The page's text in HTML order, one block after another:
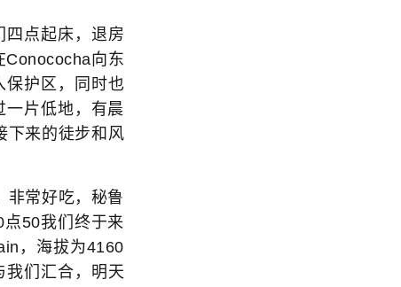
点起床，退房
Conococha向东
保护区，同时也
片低地，有晨
下来的徒步和风
常好吃，秘鲁
50我们终于来
，海拔为4160
我们汇合，明天